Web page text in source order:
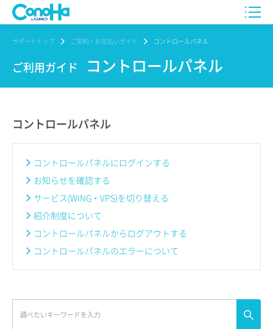
サポートトップ ご契約・お支払いガイド コントロールパネル
ご利用ガイド コントロールパネル
コントロールパネル
コントロールパネルにログインする
お知らせを確認する
サービス(WING・VPS)を切り替える
紹介制度について
コントロールパネルからログアウトする
コントロールパネルのエラーについて